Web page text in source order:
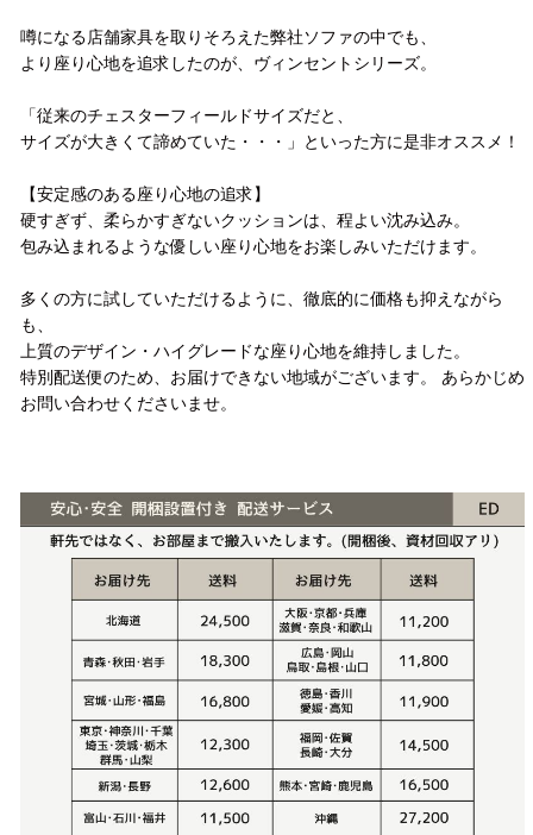
噂になる店舗家具を取りそろえた弊社ソファの中でも、
より座り心地を追求したのが、ヴィンセントシリーズ。
「従来のチェスターフィールドサイズだと、
サイズが大きくて諦めていた・・・」といった方に是非オススメ！
【安定感のある座り心地の追求】
硬すぎず、柔らかすぎないクッションは、程よい沈み込み。
包み込まれるような優しい座り心地をお楽しみいただけます。
多くの方に試していただけるように、徹底的に価格も抑えながら
も、
上質のデザイン・ハイグレードな座り心地を維持しました。
特別配送便のため、お届けできない地域がございます。 あらかじめ
お問い合わせくださいませ。